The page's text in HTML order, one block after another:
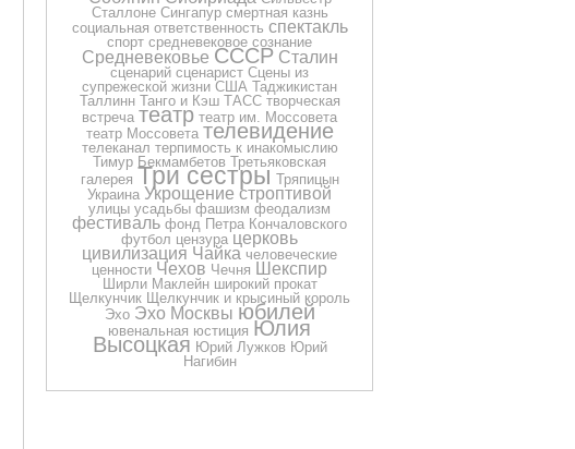
Сталлоне Сингапур смертная казнь
социальная ответственность спектакль
спорт средневековое сознание
Средневековье СССР Сталин
сценарий сценарист Сцены из
супрежеской жизни США Таджикистан
Таллинн Танго и Кэш ТАСС творческая
встреча театр театр им. Моссовета
театр Моссовета телевидение
телеканал терпимость к инакомыслию
Тимур Бекмамбетов Третьяковская
галерея Три сестры Тряпицын
Украина Укрощение строптивой
улицы усадьбы фашизм феодализм
фестиваль фонд Петра Кончаловского
футбол цензура церковь
цивилизация Чайка человеческие
ценности Чехов Чечня Шекспир
Ширли Маклейн широкий прокат
Щелкунчик Щелкунчик и крысиный король
Эхо Эхо Москвы юбилей
ювенальная юстиция Юлия
Высоцкая Юрий Лужков Юрий
Нагибин